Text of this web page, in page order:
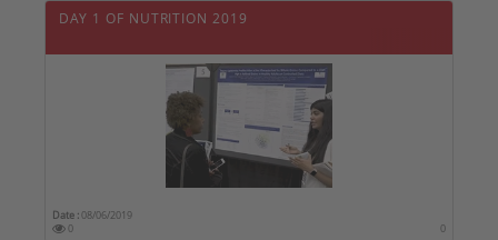
DAY 1 OF NUTRITION 2019
Date :08/06/2019
0
0